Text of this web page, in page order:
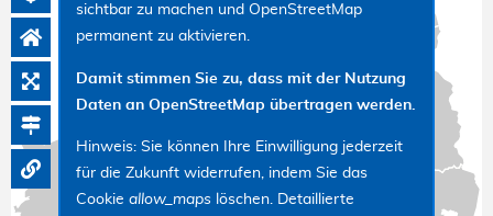
sichtbar zu machen und OpenStreetMap
permanent zu aktivieren.
Damit stimmen Sie zu, dass mit der Nutzung
Daten an OpenStreetMap übertragen werden.
Hinweis: Sie können Ihre Einwilligung jederzeit
für die Zukunft widerrufen, indem Sie das
Cookieallow_maps löschen. Detaillierte